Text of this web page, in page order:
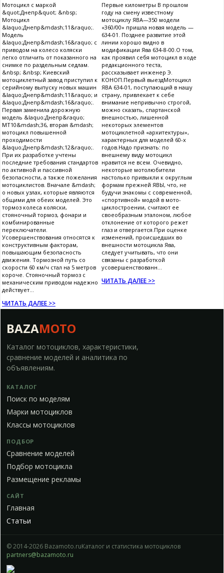
Мотоцикл с маркой
&quot;Днепр&quot; &nbsp;
Мотоцикл
&laquo;Днепр&mdash;11&raquo;.
Модель
&laquo;Днепр&mdash;16&raquo; с
приводом на колесо коляски
легко отличить от показанного на
снимке по раздельным седлам.
&nbsp; &nbsp; Киевский
мотоциклетный завод приступил к
серийному выпуску новых машин
&laquo;Днепр&mdash;11&raquo; и
&laquo;Днепр&mdash;16&raquo;.
Первая заменила дорожную
модель &laquo;Днепр&raquo;
МТ10&mdash;36, вторая &mdash;
мотоцикл повышенной
проходимости
&laquo;Днепр&mdash;12&raquo;.
При их разработке учтены
последние требования стандартов
по активной и пассивной
безопасности, а также пожелания
мотоциклистов. Вначале &mdash;
о новых узлах, которые являются
общими для обеих моделей. Это
тормоз колеса коляски,
стояночный тормоз, фонари и
комбинированные
переключатели.
Усовершенствования относятся к
конструктивным факторам,
повышающим безопасность
движения. Тормозной путь со
скорости 60 км/ч стал на 5 метров
короче. Стояночный тормоз с
механическим приводом надежно
действует...
ЧИТАТЬ ДАЛЕЕ >>
Первые километры В прошлом
году на смену известному
мотоциклу ЯВА—350 модели
«360/00» пришла новая модель —
634-01. Позднее развитие этой
линии хорошо видно в
модификации Ява 634-8-00.О том,
как проявил себя мотоцикл в ходе
редакционного теста,
рассказывает инженер Э.
КОНОП.Первый выездМотоцикл
ЯВА 634-01, поступающий в нашу
страну, привлекает к себе
внимание непривычно строгой,
можно сказать, спартанской
внешностью, лишенной
некоторых элементов
мотоциклетной «архитектуры»,
характерных для моделей 60-х
годов.Надо признать: по
внешнему виду мотоцикл
нравится не всем. Очевидно,
некоторые мотолюбители
настолько привыкли к округлым
формам прежней ЯВЫ, что, не
будучи знакомы с современной,
«спортивной» модой в мото-
циклостроении, считают ее
своеобразным эталоном, любое
отклонение от которого режет
глаз и отвергается.При оценке
изменений, происшедших во
внешности мотоцикла Ява,
следует учитывать, что они
связаны с разработкой
усовершенствованн...
ЧИТАТЬ ДАЛЕЕ >>
BAZAMOTO
Каталог мотоциклов, характеристики,
сравнение моделей и аналитика по
объявлениям.
КАТАЛОГ
Поиск по моделям
Марки мотоциклов
Классы мотоциклов
ПОДБОР
Сравнение моделей
Подбор мотоцикла
Размещение рекламы
САЙТ
Главная
Статьи
© 2014-2026 Bazamoto.ruКаталог и статистика мотоциклов
partners@bazamoto.ru